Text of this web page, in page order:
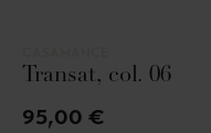
Transat, col. 06
95,00 €